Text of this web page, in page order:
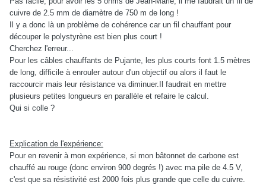
cuivre de 2.5 mm de diamètre de 750 m de long !
Il y a donc là un problème de cohérence car un fil chauffant pour
découper le polystyrène est bien plus court !
Cherchez l'erreur...
Pour les câbles chauffants de Pujante, les plus courts font 1.5 mètres
de long, difficile à enrouler autour d'un objectif ou alors il faut le
raccourcir mais leur résistance va diminuer.Il faudrait en mettre
plusieurs petites longueurs en parallèle et refaire le calcul.
Qui si colle ?
Explication de l'expérience:
Pour en revenir à mon expérience, si mon bâtonnet de carbone est
chauffé au rouge (donc environ 900 degrés !) avec ma pile de 4.5 V,
c'est que sa résistivité est 2000 fois plus grande que celle du cuivre.